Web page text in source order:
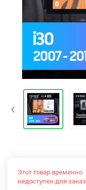
‹
Этот товар временно
недоступен для